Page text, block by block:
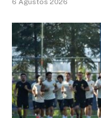
6 Ağustos 2026